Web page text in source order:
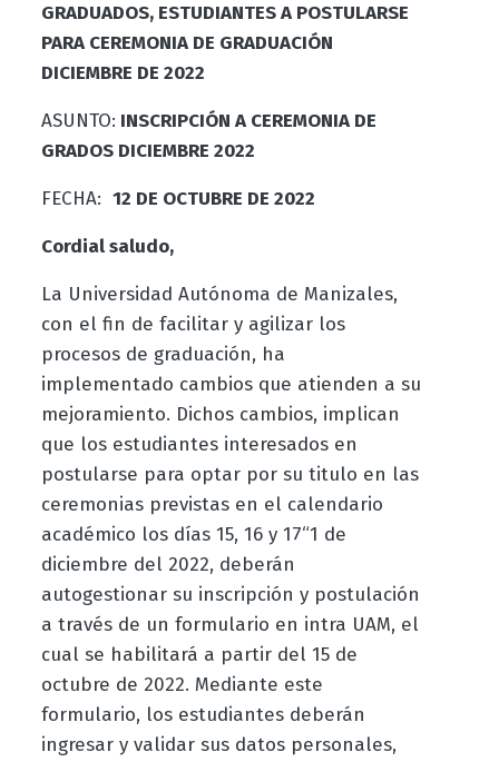
GRADUADOS, ESTUDIANTES A POSTULARSE
PARA CEREMONIA DE GRADUACIÓN
DICIEMBRE DE 2022
ASUNTO: INSCRIPCIÓN A CEREMONIA DE
GRADOS DICIEMBRE 2022
FECHA: 12 DE OCTUBRE DE 2022
Cordial saludo,
La Universidad Autónoma de Manizales,
con el fin de facilitar y agilizar los
procesos de graduación, ha
implementado cambios que atienden a su
mejoramiento. Dichos cambios, implican
que los estudiantes interesados en
postularse para optar por su titulo en las
ceremonias previstas en el calendario
académico los días 15, 16 y 17“1 de
diciembre del 2022, deberán
autogestionar su inscripción y postulación
a través de un formulario en intra UAM, el
cual se habilitará a partir del 15 de
octubre de 2022. Mediante este
formulario, los estudiantes deberán
ingresar y validar sus datos personales,